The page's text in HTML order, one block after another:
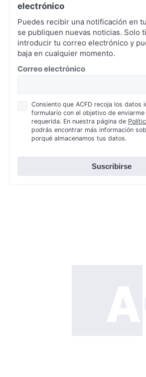
electrónico
Puedes recibir una notificación en
se publiquen nuevas noticias. Solo
introducir tu correo electrónico y
baja en cualquier momento.
Correo electrónico*
Política
Privacidad
Consiento que ACFD recoja los datos
formulario con el objetivo de
requerida. En nuestra página de
podrás encontrar más información
porqué almacenamos tus datos.
Suscribirse